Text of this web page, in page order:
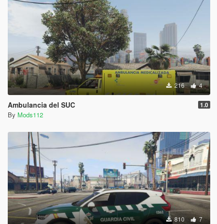
216 4
Ambulancia del SUC 1.0
By Mods112
810 7